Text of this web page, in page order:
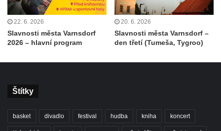
22. 6. 2026
Slavnosti města Varnsdorf
2026 – hlavní program
20. 6. 2026
Slavnosti města Varnsdorf –
den třetí (Tumeša, Tygroo)
Štítky
basket divadlo festival hudba kniha koncert